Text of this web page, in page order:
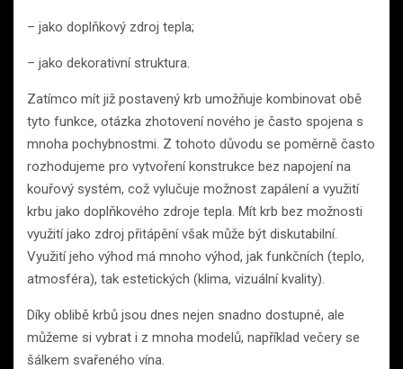
– jako doplňkový zdroj tepla;
– jako dekorativní struktura.
Zatímco mít již postavený krb umožňuje kombinovat obě
tyto funkce, otázka zhotovení nového je často spojena s
mnoha pochybnostmi. Z tohoto důvodu se poměrně často
rozhodujeme pro vytvoření konstrukce bez napojení na
kouřový systém, což vylučuje možnost zapálení a využití
krbu jako doplňkového zdroje tepla. Mít krb bez možnosti
využití jako zdroj přitápění však může být diskutabilní.
Využití jeho výhod má mnoho výhod, jak funkčních (teplo,
atmosféra), tak estetických (klima, vizuální kvality).
Díky oblibě krbů jsou dnes nejen snadno dostupné, ale
můžeme si vybrat i z mnoha modelů, například večery se
šálkem svařeného vína.